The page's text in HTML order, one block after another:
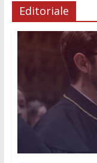
Editoriale